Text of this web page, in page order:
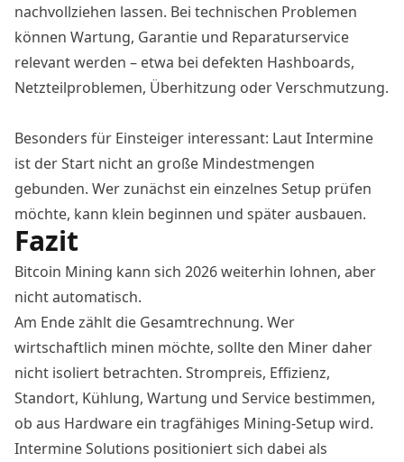
nachvollziehen lassen. Bei technischen Problemen
können Wartung, Garantie und Reparaturservice
relevant werden – etwa bei defekten Hashboards,
Netzteilproblemen, Überhitzung oder Verschmutzung.
Besonders für Einsteiger interessant: Laut Intermine
ist der Start nicht an große Mindestmengen
gebunden. Wer zunächst ein einzelnes Setup prüfen
möchte, kann klein beginnen und später ausbauen.
Fazit
Bitcoin Mining kann sich 2026 weiterhin lohnen, aber
nicht automatisch.
Am Ende zählt die Gesamtrechnung. Wer
wirtschaftlich minen möchte, sollte den Miner daher
nicht isoliert betrachten. Strompreis, Effizienz,
Standort, Kühlung, Wartung und Service bestimmen,
ob aus Hardware ein tragfähiges Mining-Setup wird.
Intermine Solutions positioniert sich dabei als